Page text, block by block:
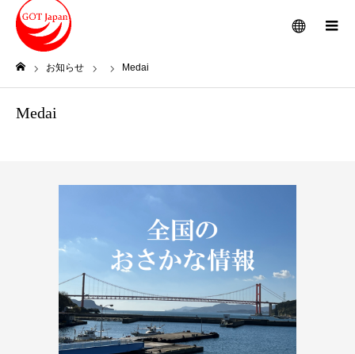
メニュー
お知らせ Medai
Medai